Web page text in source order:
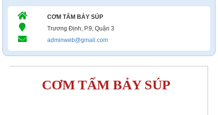
CƠM TẤM BẢY SÚP
Trương Định, P.9, Quận 3
adminweb@gmail.com
CƠM TẤM BẢY SÚP